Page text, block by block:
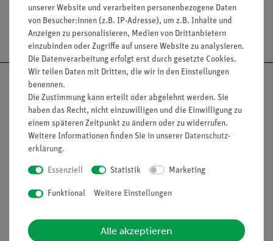
Versandkostenfrei ab 300,- €
Nach oben
Informationen
Projekte und Lösungen
Service
Beratung & Showroom
unserer Website und verarbeiten personenbezogene Daten
von Besucher:innen (z.B. IP-Adresse), um z.B. Inhalte und
Anzeigen zu personalisieren, Medien von Drittanbietern
einzubinden oder Zugriffe auf unsere Website zu analysieren.
Die Datenverarbeitung erfolgt erst durch gesetzte Cookies.
Wir teilen Daten mit Dritten, die wir in den Einstellungen
benennen.
Die Zustimmung kann erteilt oder abgelehnt werden. Sie
haben das Recht, nicht einzuwilligen und die Einwilligung zu
einem späteren Zeitpunkt zu ändern oder zu widerrufen.
Weitere Informationen finden Sie in unserer Daten­schutz­
erklärung.
Essenziell Statistik Marketing
Funktional Weitere Einstellungen
Alle akzeptieren